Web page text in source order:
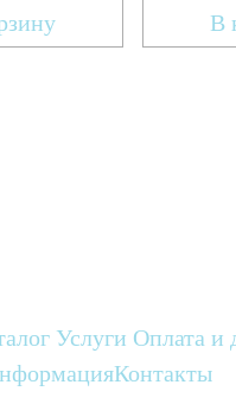
В
Услуги Оплата и
Контакты